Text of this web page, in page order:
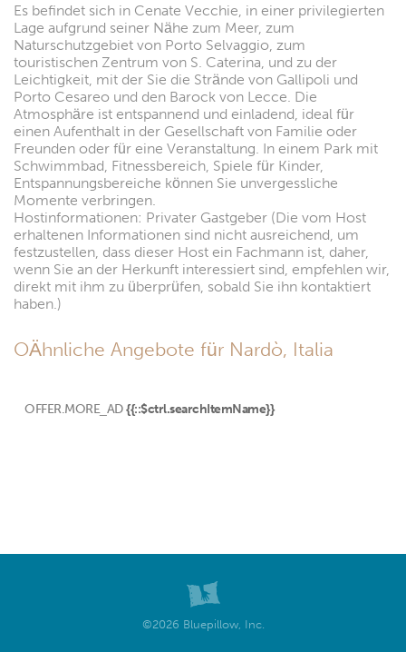
Es befindet sich in Cenate Vecchie, in einer privilegierten
Lage aufgrund seiner Nähe zum Meer, zum
Naturschutzgebiet von Porto Selvaggio, zum
touristischen Zentrum von S. Caterina, und zu der
Leichtigkeit, mit der Sie die Strände von Gallipoli und
Porto Cesareo und den Barock von Lecce. Die
Atmosphäre ist entspannend und einladend, ideal für
einen Aufenthalt in der Gesellschaft von Familie oder
Freunden oder für eine Veranstaltung. In einem Park mit
Schwimmbad, Fitnessbereich, Spiele für Kinder,
Entspannungsbereiche können Sie unvergessliche
Momente verbringen.
Hostinformationen: Privater Gastgeber (Die vom Host
erhaltenen Informationen sind nicht ausreichend, um
festzustellen, dass dieser Host ein Fachmann ist, daher,
wenn Sie an der Herkunft interessiert sind, empfehlen wir,
direkt mit ihm zu überprüfen, sobald Sie ihn kontaktiert
haben.)
OÄhnliche Angebote für Nardò, Italia
OFFER.MORE_AD {{::$ctrl.searchItemName}}
©2026 Bluepillow, Inc.